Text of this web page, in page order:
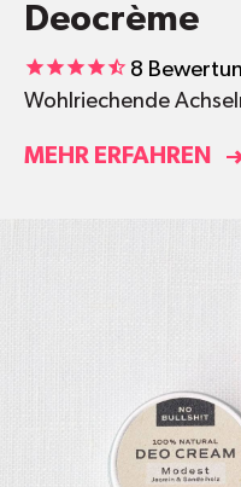
Deocrème
8
Wohlriechende
MEHR ERFAHREN